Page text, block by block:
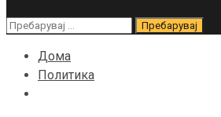
Пребарувај
Дома
Политика